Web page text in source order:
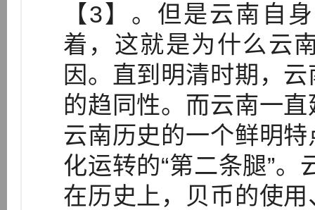
【3】。但是云南自
着，这就是为什么云
因。直到明清时期，
的趋同性。而云南一
云南历史的一个鲜明
化运转的“第二条腿”。
在历史上，贝币的使